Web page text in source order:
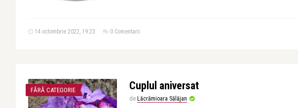
14 octombrie 2022, 19:23 0 Comentarii
FĂRĂ CATEGORIE Cuplul aniversat
de Lăcrămioara Sălăjan